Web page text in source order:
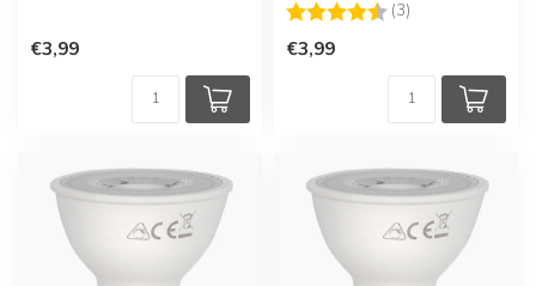
€3,99
Beoordeling: (3)
€3,99